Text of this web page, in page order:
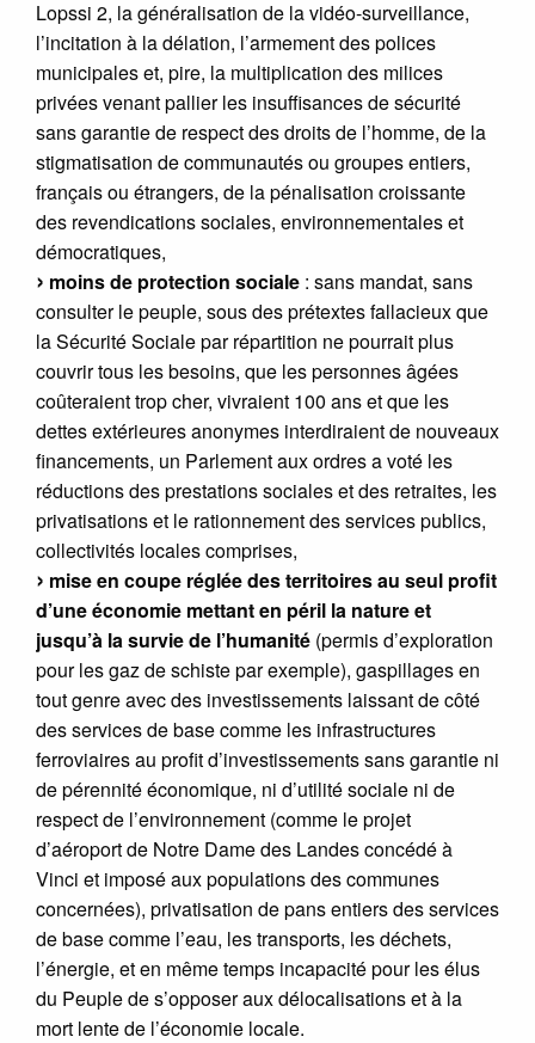
Lopssi 2, la généralisation de la vidéo-surveillance,
l’incitation à la délation, l’armement des polices
municipales et, pire, la multiplication des milices
privées venant pallier les insuffisances de sécurité
sans garantie de respect des droits de l’homme, de la
stigmatisation de communautés ou groupes entiers,
français ou étrangers, de la pénalisation croissante
des revendications sociales, environnementales et
démocratiques,
moins de protection sociale : sans mandat, sans
consulter le peuple, sous des prétextes fallacieux que
la Sécurité Sociale par répartition ne pourrait plus
couvrir tous les besoins, que les personnes âgées
coûteraient trop cher, vivraient 100 ans et que les
dettes extérieures anonymes interdiraient de nouveaux
financements, un Parlement aux ordres a voté les
réductions des prestations sociales et des retraites, les
privatisations et le rationnement des services publics,
collectivités locales comprises,
mise en coupe réglée des territoires au seul profit
d’une économie mettant en péril la nature et
jusqu’à la survie de l’humanité (permis d’exploration
pour les gaz de schiste par exemple), gaspillages en
tout genre avec des investissements laissant de côté
des services de base comme les infrastructures
ferroviaires au profit d’investissements sans garantie ni
de pérennité économique, ni d’utilité sociale ni de
respect de l’environnement (comme le projet
d’aéroport de Notre Dame des Landes concédé à
Vinci et imposé aux populations des communes
concernées), privatisation de pans entiers des services
de base comme l’eau, les transports, les déchets,
l’énergie, et en même temps incapacité pour les élus
du Peuple de s’opposer aux délocalisations et à la
mort lente de l’économie locale.